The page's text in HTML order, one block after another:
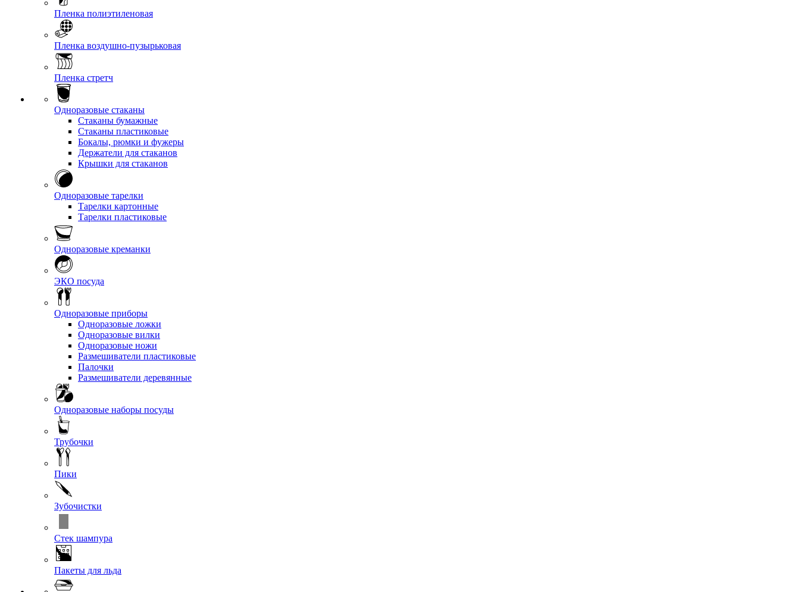
Пленка полиэтиленовая
Пленка воздушно-пузырьковая
Пленка стретч
Одноразовые стаканы
Стаканы бумажные
Стаканы пластиковые
Бокалы, рюмки и фужеры
Держатели для стаканов
Крышки для стаканов
Одноразовые тарелки
Тарелки картонные
Тарелки пластиковые
Одноразовые креманки
ЭКО посуда
Одноразовые приборы
Одноразовые ложки
Одноразовые вилки
Одноразовые ножи
Размешиватели пластиковые
Палочки
Размешиватели деревянные
Одноразовые наборы посуды
Трубочки
Пики
Зубочистки
Стек шампура
Пакеты для льда